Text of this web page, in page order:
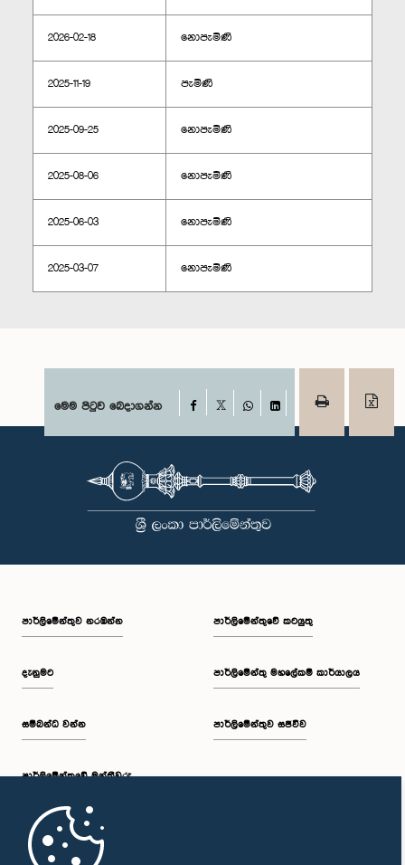
2026-02-18 නොපැමිණි
2025-11-19 පැමිණි
2025-09-25 නොපැමිණි
2025-08-06 නොපැමිණි
2025-06-03 නොපැමිණි
2025-03-07 නොපැමිණි
මෙම පිටුව බෙදාගන්න Facebook
WhatsAppLinkedIn
පාර්ලි‌මේන්තුව නරඹන්න
දැනුමට
සම්බන්ධ වන්න
පාර්ලි‌මේන්තුවේ මන්ත්‍රීවරු
මුල් පිටුව
පාර්ලිමේන්තුවේ කටයුතු
පාර්ලිමේන්තු මහලේකම් කාර්යාලය
පාර්ලිමේන්තුව සජීවීව